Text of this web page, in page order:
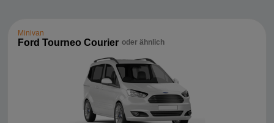
Minivan
Ford Tourneo Courier oder ähnlich